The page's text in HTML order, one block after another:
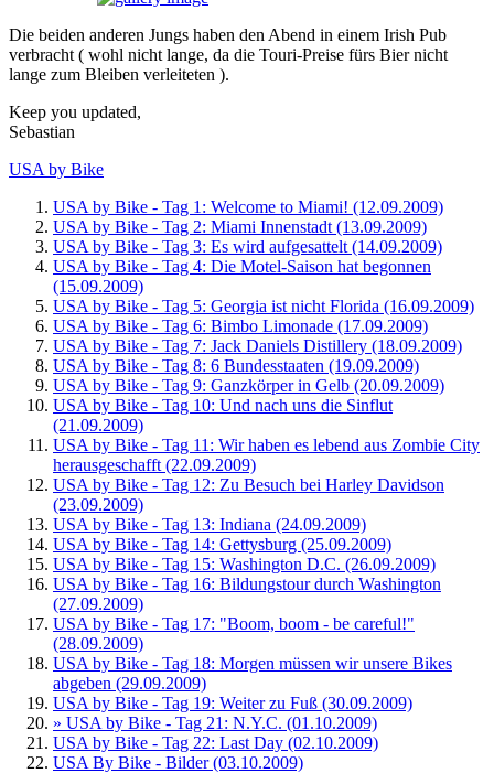
Die beiden anderen Jungs haben den Abend in einem Irish Pub
verbracht ( wohl nicht lange, da die Touri-Preise fürs Bier nicht
lange zum Bleiben verleiteten ).
Keep you updated,
Sebastian
USA by Bike
USA by Bike - Tag 1: Welcome to Miami! (12.09.2009)
USA by Bike - Tag 2: Miami Innenstadt (13.09.2009)
USA by Bike - Tag 3: Es wird aufgesattelt (14.09.2009)
USA by Bike - Tag 4: Die Motel-Saison hat begonnen
(15.09.2009)
USA by Bike - Tag 5: Georgia ist nicht Florida (16.09.2009)
USA by Bike - Tag 6: Bimbo Limonade (17.09.2009)
USA by Bike - Tag 7: Jack Daniels Distillery (18.09.2009)
USA by Bike - Tag 8: 6 Bundesstaaten (19.09.2009)
USA by Bike - Tag 9: Ganzkörper in Gelb (20.09.2009)
USA by Bike - Tag 10: Und nach uns die Sinflut
(21.09.2009)
USA by Bike - Tag 11: Wir haben es lebend aus Zombie City
herausgeschafft (22.09.2009)
USA by Bike - Tag 12: Zu Besuch bei Harley Davidson
(23.09.2009)
USA by Bike - Tag 13: Indiana (24.09.2009)
USA by Bike - Tag 14: Gettysburg (25.09.2009)
USA by Bike - Tag 15: Washington D.C. (26.09.2009)
USA by Bike - Tag 16: Bildungstour durch Washington
(27.09.2009)
USA by Bike - Tag 17: "Boom, boom - be careful!"
(28.09.2009)
USA by Bike - Tag 18: Morgen müssen wir unsere Bikes
abgeben (29.09.2009)
USA by Bike - Tag 19: Weiter zu Fuß (30.09.2009)
» USA by Bike - Tag 21: N.Y.C. (01.10.2009)
USA by Bike - Tag 22: Last Day (02.10.2009)
USA By Bike - Bilder (03.10.2009)